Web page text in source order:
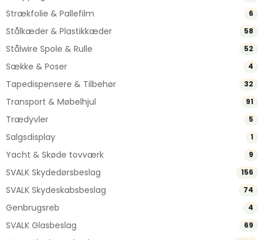
Strækfolie & Pallefilm 6
Stålkæder & Plastikkæder 58
Stålwire Spole & Rulle 52
Sække & Poser 4
Tapedispensere & Tilbehør 32
Transport & Møbelhjul 91
Trædyvler 5
Salgsdisplay 1
Yacht & Skøde tovværk 9
SVALK Skydedørsbeslag 156
SVALK Skydeskabsbeslag 74
Genbrugsreb 4
SVALK Glasbeslag 69